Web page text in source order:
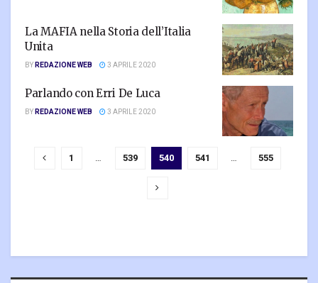
La MAFIA nella Storia dell’Italia
Unita
BYREDAZIONE WEB 3 APRILE 2020
Parlando con Erri De Luca
BYREDAZIONE WEB 3 APRILE 2020
1 … 539 540 541 … 555